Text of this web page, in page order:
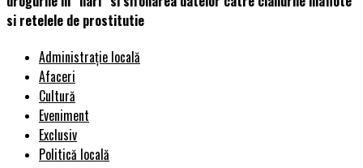
si retelele de prostitutie
Administrație locală
Afaceri
Cultură
Eveniment
Exclusiv
Politică locală